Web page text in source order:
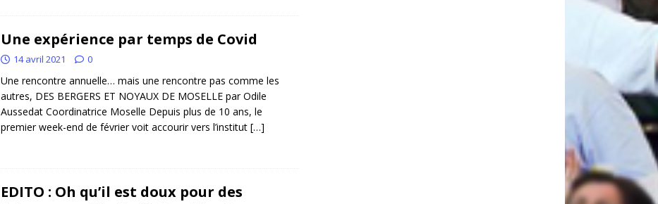
Une expérience par temps de Covid
14 avril 2021 0
Une rencontre annuelle… mais une rencontre pas comme les
autres, DES BERGERS ET NOYAUX DE MOSELLE par Odile
Aussedat Coordinatrice Moselle Depuis plus de 10 ans, le
premier week-end de février voit accourir vers l’institut […]
EDITO : Oh qu’il est doux pour des